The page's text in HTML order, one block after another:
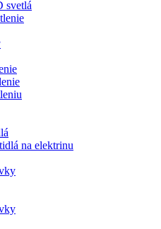
svetlá
na elektrinu